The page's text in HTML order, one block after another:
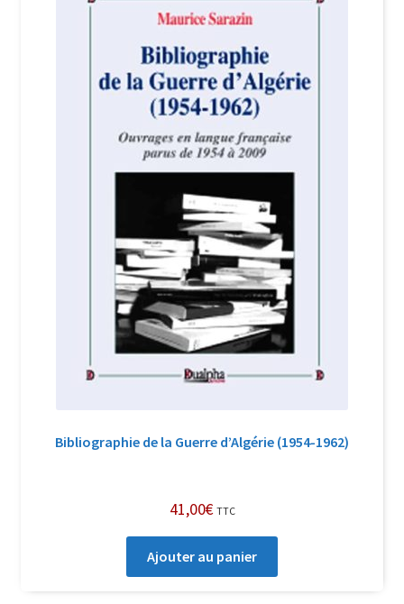
Bibliographie de la Guerre d’Algérie (1954-1962)
41,00€ TTC
Ajouter au panier